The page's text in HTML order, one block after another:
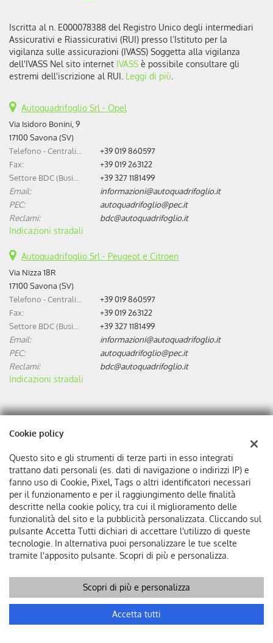
Contatta un consulente
Iscritta al n. E000078388 del Registro Unico degli intermediari
Assicurativi e Riassicurativi (RUI) presso l’Istituto per la
vigilanza sulle assicurazioni (IVASS) Soggetta alla vigilanza
dell'IVASS Nel sito internet IVASS è possibile consultare gli
estremi dell'iscrizione al RUI. Leggi di più
Autoquadrifoglio Srl - Opel
Via Isidoro Bonini, 9
17100 Savona (SV)
+39 019 860597
Fax:
+39 019 263122
+39 327 1181499
Email:
informazioni@autoquadrifoglio.it
PEC:
autoquadrifoglio@pec.it
Reclami:
bdc@autoquadrifoglio.it
Indicazioni stradali
Autoquadrifoglio Srl - Peugeot e Citroen
Via Nizza 18R
17100 Savona (SV)
+39 019 860597
Fax:
+39 019 263122
+39 327 1181499
Email:
informazioni@autoquadrifoglio.it
PEC:
autoquadrifoglio@pec.it
Reclami:
bdc@autoquadrifoglio.it
Indicazioni stradali
Via Braja 48r
17100 Savona (SV)
Telefono:
+39 327 1181499
Email:
informazioni@autoquadrifoglio.it
PEC:
autoquadrifoglio@pec.it
Reclami:
bdc@autoquadrifoglio.it
Indicazioni stradali
Vedi tutte le altre sedi
Autoquadrifoglio s.r.l
Via Bonini, 9, 17100 Savona
Cookie policy
Questo sito e gli strumenti di terze parti in esso integrati
trattano dati personali (es. dati di navigazione o indirizzi IP) e
fanno uso di Cookie, Pixel, Tags o altri identificatori necessari
per il funzionamento e per il raggiungimento delle finalità
descritte nella cookie policy, tra cui il miglioramento delle
funzionalità del sito e la pubblicità personalizzata. Cliccando sul
pulsante Accetta Tutti dichiari di accettare l'utilizzo di queste
tecnologie. In alternativa puoi personalizzare le tue scelte
tramite l'apposito pulsante. Scopri di più e personalizza.
Scopri di più e personalizza
Accetta tutti